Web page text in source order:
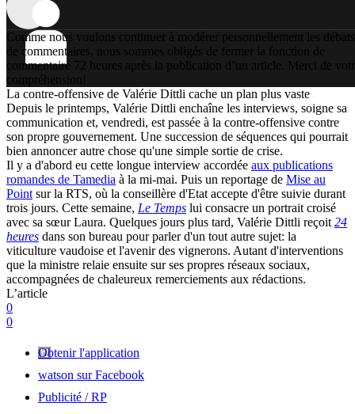
Comme nous voulons continuer à modérer personnellement les débats
de commentaires, nous sommes obligés de fermer la fonction de
commentaire 72 heures après la publication d’un article. Merci de
compréhension!
La contre-offensive de Valérie Dittli cache un plan plus vaste
Depuis le printemps, Valérie Dittli enchaîne les interviews, soigne sa
communication et, vendredi, est passée à la contre-offensive contre
son propre gouvernement. Une succession de séquences qui pourrait
bien annoncer autre chose qu'une simple sortie de crise.
Il y a d'abord eu cette longue interview accordée aux publications
romandes de Tamedia à la mi-mai. Puis un reportage de Mise au
Point sur la RTS, où la conseillère d'Etat accepte d'être suivie durant
trois jours. Cette semaine, Le Temps lui consacre un portrait croisé
avec sa sœur Laura. Quelques jours plus tard, Valérie Dittli reçoit 24
heures dans son bureau pour parler d'un tout autre sujet: la
viticulture vaudoise et l'avenir des vignerons. Autant d'interventions
que la ministre relaie ensuite sur ses propres réseaux sociaux,
accompagnées de chaleureux remerciements aux rédactions.
L’article
0
0
Obtenir l'application
watson sur Facebook
Publicité / RP